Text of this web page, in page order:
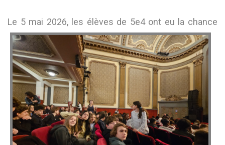
Le 5 mai 2026, les élèves de 5e4 ont eu la chance